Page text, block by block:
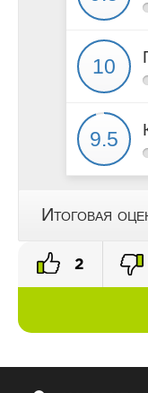
Итоговая
2